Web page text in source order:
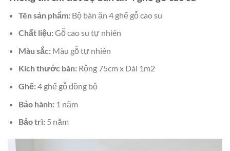
Tên sản phẩm:Bộ bàn ăn 4 ghế gỗ cao su
Chất liệu:Gỗ cao su tự nhiên
Màu sắc:Màu gỗ tự nhiên
Kích thước bàn:Rộng 75cm x Dài 1m2
Ghế:4 ghế gỗ đồng bộ
Bảo hành:1 năm
Bảo trì:5 năm